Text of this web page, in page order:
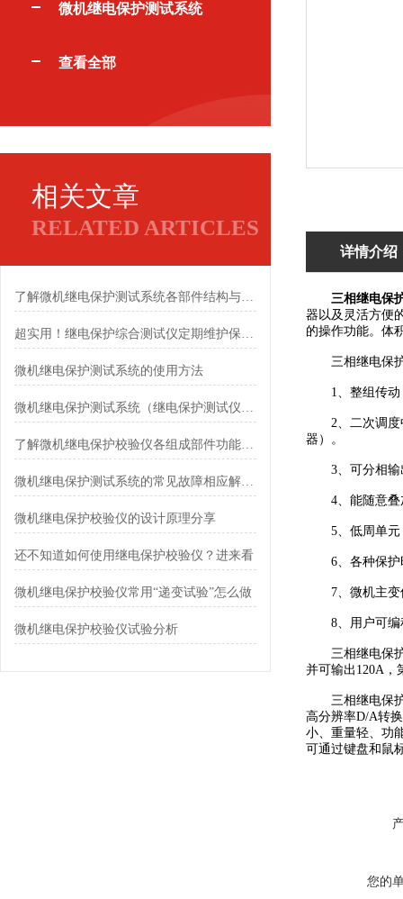
微机继电保护测试系统
查看全部
相关文章
RELATED ARTICLES
了解微机继电保护测试系统各部件结构与功能优势
超实用！继电保护综合测试仪定期维护保养方法大汇总
微机继电保护测试系统的使用方法
微机继电保护测试系统（继电保护测试仪）是什么设备
了解微机继电保护校验仪各组成部件功能特点才能更好的使用它
微机继电保护测试系统的常见故障相应解决方法分享
微机继电保护校验仪的设计原理分享
还不知道如何使用继电保护校验仪？进来看
微机继电保护校验仪常用“递变试验”怎么做
微机继电保护校验仪试验分析
详情介绍
三相继电保
器以及灵活方便
的操作功能。体
三相继电保护
1、整组传动，
2、二次调度中
器）。
3、可分相输
4、能随意叠
5、低周单元
6、各种保护时
7、微机主变
8、用户可编程
三相继电保护
并可输出120A，
三相继电保护
高分辨率D/A转
小、重量轻、功
可通过键盘和鼠
您的